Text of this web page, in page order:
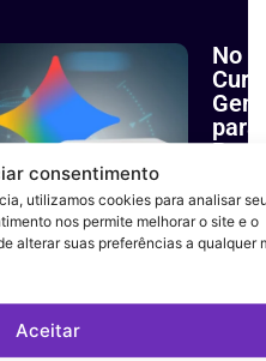
consentimento
utilizamos cookies para analisar
nos permite melhorar o site e o
alterar suas preferências a qualquer
Aceitar
No
para
terá